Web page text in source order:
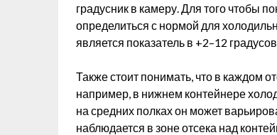
градусник в камеру. Для того чтобы
определиться с нормой для
является показатель в +2–12
Также стоит понимать, что в каждом
например, в нижнем контейнере
на средних полках он может
наблюдается в зоне отсека над